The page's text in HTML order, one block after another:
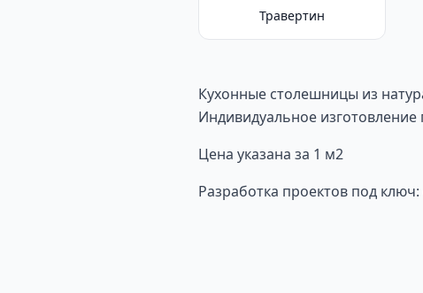
Травертин
Кухонные столешницы из
Индивидуальное
Цена указана за 1 м2
Разработка проектов под